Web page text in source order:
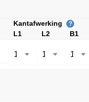
Kantafwerking ?
L1 L2 B1